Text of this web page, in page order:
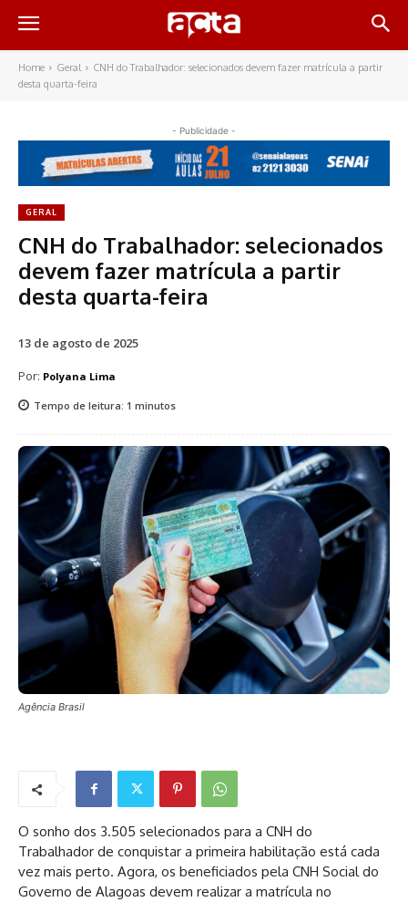
Home Geral
CNH do Trabalhador: selecionados devem fazer matrícula a partir
desta quarta-feira
- Publicidade -
GERAL
CNH do Trabalhador: selecionados
devem fazer matrícula a partir
desta quarta-feira
13 de agosto de 2025
Por: Polyana Lima
Tempo de leitura: 1 minutos
Agência Brasil
O sonho dos 3.505 selecionados para a CNH do
Trabalhador de conquistar a primeira habilitação está cada
vez mais perto. Agora, os beneficiados pela CNH Social do
Governo de Alagoas devem realizar a matrícula no